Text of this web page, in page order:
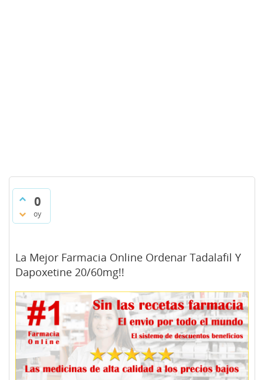
0
oy
La Mejor Farmacia Online Ordenar Tadalafil Y
Dapoxetine 20/60mg!!